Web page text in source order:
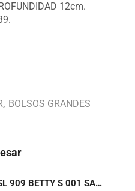
12cm.
, BOLSOS GRANDES
GAFAS DE SOL SL 909 BETTY S 001 SAINT LAURENT